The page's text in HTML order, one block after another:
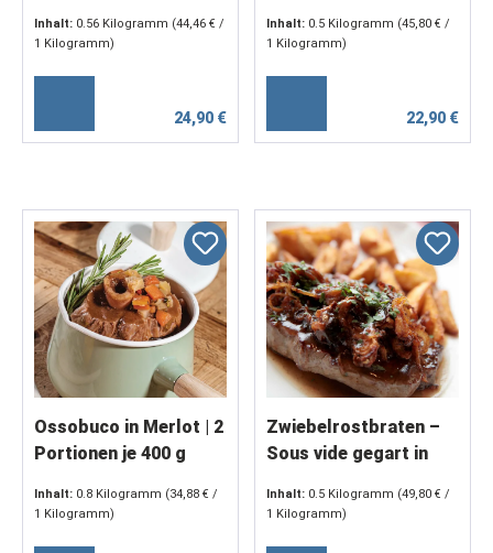
Inhalt: 0.56 Kilogramm (44,46 € /
1 Kilogramm)
24,90 €
x 250 g)
Inhalt: 0.5 Kilogramm (45,80 € /
1 Kilogramm)
22,90 €
Ossobuco in Merlot | 2
Portionen je 400 g
Inhalt: 0.8 Kilogramm (34,88 € /
1 Kilogramm)
Zwiebelrostbraten –
Sous vide gegart in
Zwiebelsauce (2 x 250
Inhalt: 0.5 Kilogramm (49,80 € /
1 Kilogramm)